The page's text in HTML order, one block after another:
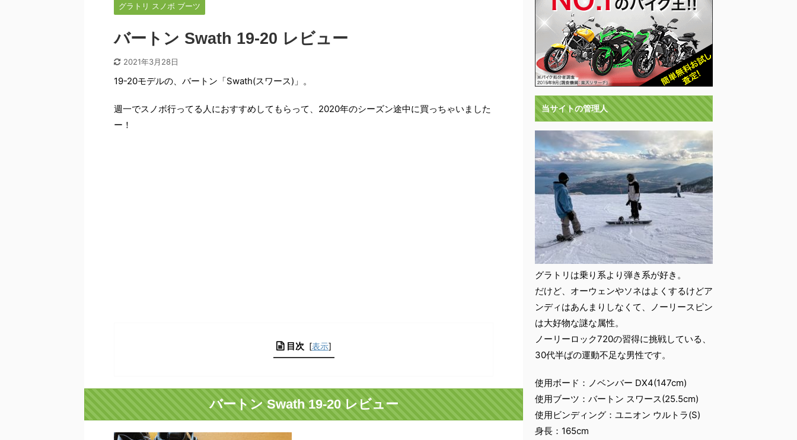
グラトリ スノボ ブーツ
バートン Swath 19-20 レビュー
2021年3月28日
19-20モデルの、バートン「Swath(スワース)」。
週一でスノボ行ってる人におすすめしてもらって、2020年のシーズン途中に買っちゃいました
ー！
目次 [表示]
バートン Swath 19-20 レビュー
当サイトの管理人
グラトリは乗り系より弾き系が好き。
だけど、オーウェンやソネはよくするけどア
ンディはあんまりしなくて、ノーリースピン
は大好物な謎な属性。
ノーリーロック720の習得に挑戦している、
30代半ばの運動不足な男性です。
使用ボード：ノベンバー DX4(147cm)
使用ブーツ：バートン スワース(25.5cm)
使用ビンディング：ユニオン ウルトラ(S)
身長：165cm